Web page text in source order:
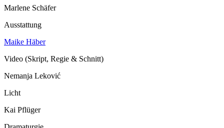
Marlene Schäfer
Ausstattung
Maike Häber
Video (Skript, Regie & Schnitt)
Nemanja Leković
Licht
Kai Pflüger